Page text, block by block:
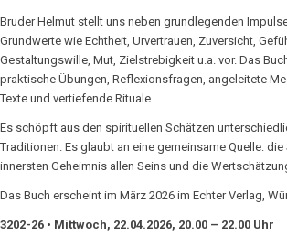
Bruder Helmut stellt uns neben grundlegenden
Grundwerte wie Echtheit, Urvertrauen, Zuversicht,
Gestaltungswille, Mut, Zielstrebigkeit u.a. vor. Das
praktische Übungen, Reflexionsfragen, angeleitete
Texte und vertiefende Rituale.
Es schöpft aus den spirituellen Schätzen
Traditionen. Es glaubt an eine gemeinsame Quelle: die
innersten Geheimnis allen Seins und die
Das Buch erscheint im März 2026 im Echter Verlag,
3202-26 • Mittwoch, 22.04.2026, 20.00 – 22.00 Uhr